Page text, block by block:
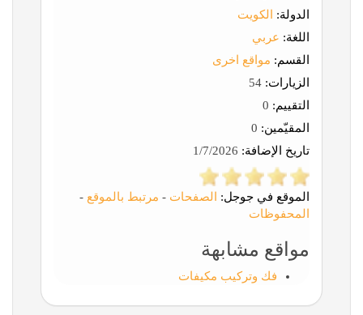
الدولة:
الكويت
اللغة: عربي
القسم: مواقع اخرى
الزيارات:
التقييم:
المقيّمين:
تاريخ الإضافة:
الموقع في جوجل: الصفحات - مرتبط بالموقع -
المحفوظات
مواقع مشابهة
فك وتركيب مكيفات